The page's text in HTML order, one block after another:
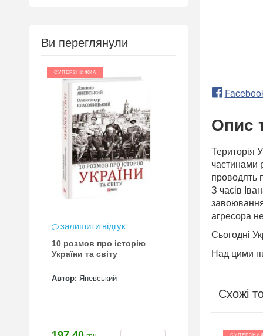
Ви переглянули
СУПЕРЗНИЖКА
залишити відгук
10 розмов про історію
України та світу
Автор: Яневський
Опис
Територія
частинами
проводять
З часів
завоювання
агресора
Сьогодні
Над цими
Схожі